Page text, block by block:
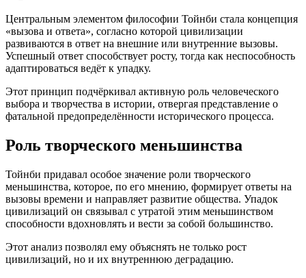
Центральным элементом философии Тойнби стала концепция
«вызова и ответа», согласно которой цивилизации
развиваются в ответ на внешние или внутренние вызовы.
Успешный ответ способствует росту, тогда как неспособность
адаптироваться ведёт к упадку.
Этот принцип подчёркивал активную роль человеческого
выбора и творчества в истории, отвергая представление о
фатальной предопределённости исторического процесса.
Роль творческого меньшинства
Тойнби придавал особое значение роли творческого
меньшинства, которое, по его мнению, формирует ответы на
вызовы времени и направляет развитие общества. Упадок
цивилизаций он связывал с утратой этим меньшинством
способности вдохновлять и вести за собой большинство.
Этот анализ позволял ему объяснять не только рост
цивилизаций, но и их внутреннюю деградацию.